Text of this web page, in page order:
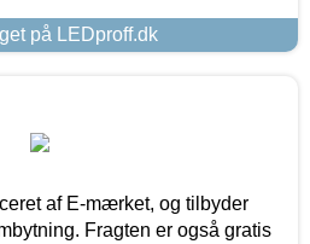
på LEDproff.dk
af E-mærket, og tilbyder
Fragten er også gratis